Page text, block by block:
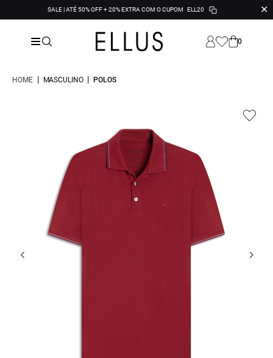
SALE | ATÉ 50% OFF + 20% EXTRA COM O CUPOM ELL20 ✕
0
HOME | MASCULINO | POLOS